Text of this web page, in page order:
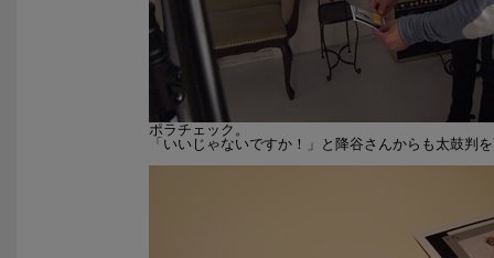
ポラチェック。
「いいじゃないですか！」と降谷さんからも太鼓判